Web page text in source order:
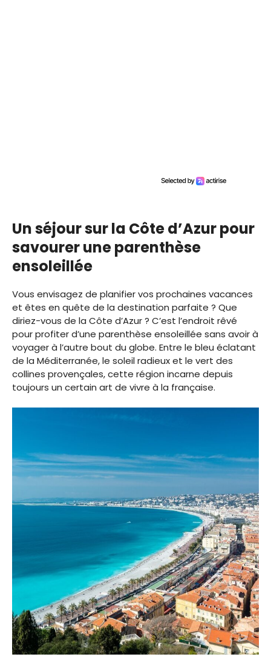
Un séjour sur la Côte d’Azur pour
savourer une parenthèse
ensoleillée
Vous envisagez de planifier vos prochaines vacances
et êtes en quête de la destination parfaite ? Que
diriez-vous de la Côte d’Azur ? C’est l’endroit rêvé
pour profiter d’une parenthèse ensoleillée sans avoir à
voyager à l’autre bout du globe. Entre le bleu éclatant
de la Méditerranée, le soleil radieux et le vert des
collines provençales, cette région incarne depuis
toujours un certain art de vivre à la française.